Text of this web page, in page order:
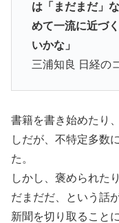
は「まだまだ」
めて一流に近づ
いかな」
三浦知良 日経の
書籍を書き始めたり
しだが、不特定多数
た。
しかし、褒められた
だまだだ、という話
新聞を切り取ること